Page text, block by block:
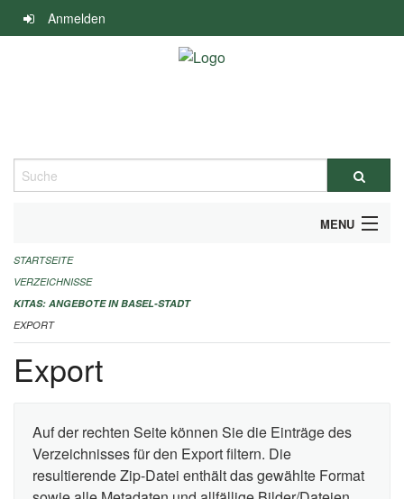
Navigation
überspringen
Anmelden
Suche
MENU
ALLGEMEINE INFORMATIONEN
IMPRESSUM
STARTSEITE
VERZEICHNISSE
KITAS: ANGEBOTE IN BASEL-STADT
EXPORT
Export
Auf der rechten Seite können Sie die Einträge des
Verzeichnisses für den Export filtern. Die
resultierende Zip-Datei enthält das gewählte Format